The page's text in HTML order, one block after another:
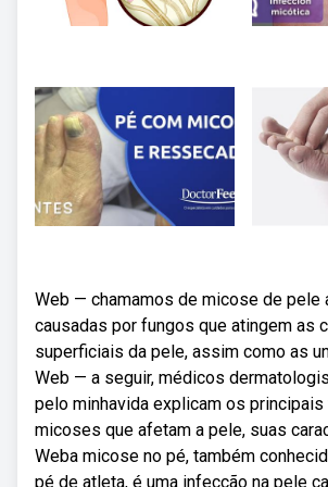
Web — chamamos de micose de pele
causadas por fungos que atingem as
superficiais da pele, assim como as
Web — a seguir, médicos
pelo minhavida explicam os
micoses que afetam a pele, suas
Weba micose no pé, também
pé de atleta, é uma infecção na pele